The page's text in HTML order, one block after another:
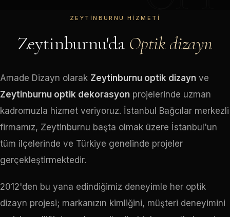
ZEYTINBURNU HIZMETI
Zeytinburnu'da Optik dizayn
Amade Dizayn olarak Zeytinburnu optik dizayn ve
Zeytinburnu optik dekorasyon projelerinde uzman
kadromuzla hizmet veriyoruz. İstanbul Bağcılar merkezli
firmamız, Zeytinburnu başta olmak üzere İstanbul'un
tüm ilçelerinde ve Türkiye genelinde projeler
gerçekleştirmektedir.
2012'den bu yana edindiğimiz deneyimle her optik
dizayn projesi; markanızın kimliğini, müşteri deneyimini